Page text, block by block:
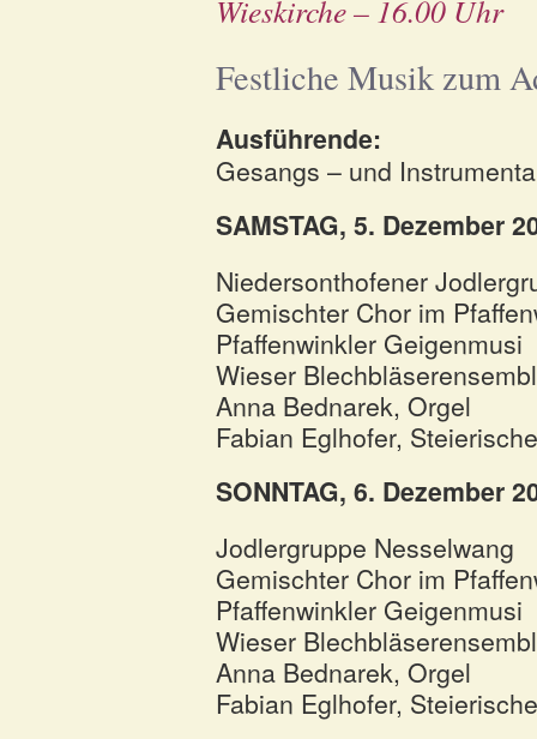
Wieskirche – 16.00 Uhr
Festliche Musik zum
Ausführende:
Gesangs – und
SAMSTAG, 5. Dezember
Niedersonthofener
Gemischter Chor im
Pfaffenwinkler Geigenmusi
Wieser
Anna Bednarek, Orgel
Fabian Eglhofer,
SONNTAG, 6. Dezember
Jodlergruppe Nesselwang
Gemischter Chor im
Pfaffenwinkler Geigenmusi
Wieser
Anna Bednarek, Orgel
Fabian Eglhofer,